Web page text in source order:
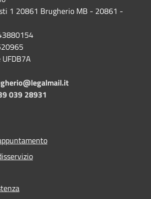
1 20861 Brugherio MB - 20861 -
039 28931